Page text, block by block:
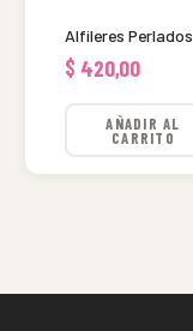
Alfileres Perlados
$ 420,00
AÑADIR AL
CARRITO